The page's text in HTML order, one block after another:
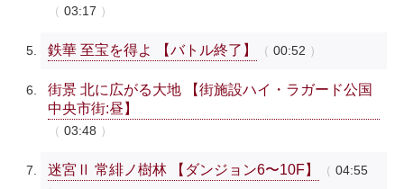
03:17
鉄華 至宝を得よ 【バトル終了】 00:52
街景 北に広がる大地 【街施設ハイ・ラガード公国
中央市街:昼】
03:48
迷宮Ⅱ 常緋ノ樹林 【ダンジョン6〜10F】 04:55